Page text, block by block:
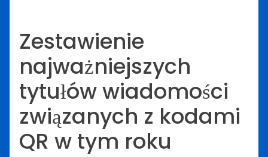
Zestawienie
najważniejszych
tytułów wiadomości
związanych z kodami
QR w tym roku